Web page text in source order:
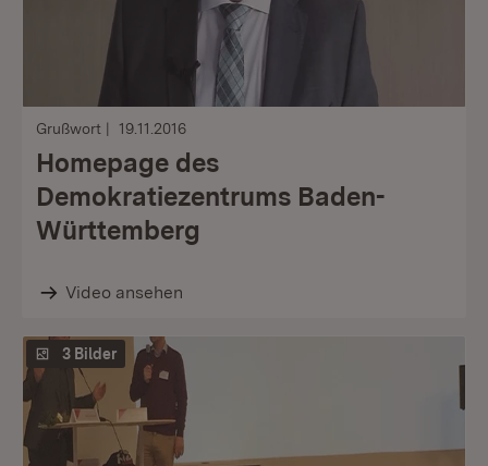
Grußwort 19.11.2016
Homepage des
Demokratiezentrums Baden-
Württemberg
Video ansehen
3 Bilder